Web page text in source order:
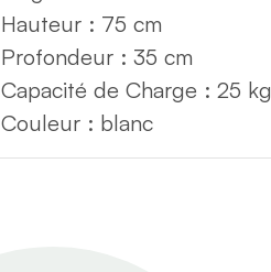
Hauteur : 75 cm
Profondeur : 35 cm
Capacité de Charge : 25 kg
Couleur : blanc